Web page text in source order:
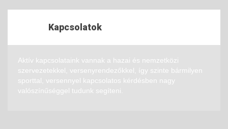
Kapcsolatok
Aktív kapcsolataink vannak a hazai és nemzetközi
szervezetekkel, versenyrendezőkkel, így szinte bármilyen
sporttal, versennyel kapcsolatos kérdésben nagy
valószínűséggel tudunk segíteni.